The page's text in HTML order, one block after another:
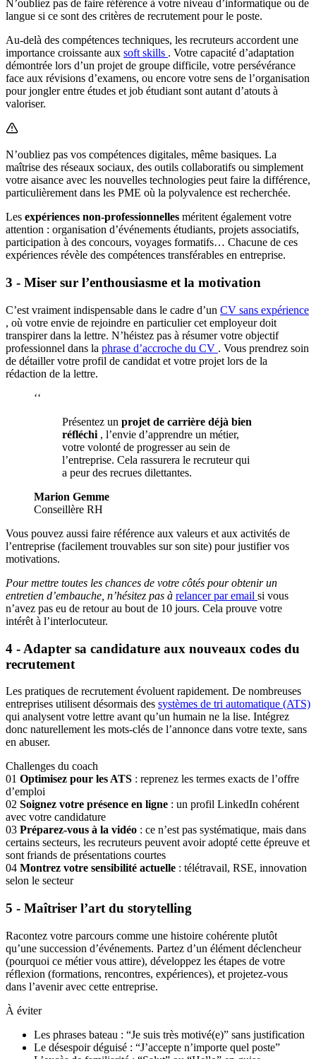
N’oubliez pas de faire référence à votre niveau d’informatique ou de
langue si ce sont des critères de recrutement pour le poste.
Au-delà des compétences techniques, les recruteurs accordent une
importance croissante aux soft skills . Votre capacité d’adaptation
démontrée lors d’un projet de groupe difficile, votre persévérance
face aux révisions d’examens, ou encore votre sens de l’organisation
pour jongler entre études et job étudiant sont autant d’atouts à
valoriser.
N’oubliez pas vos compétences digitales, même basiques. La
maîtrise des réseaux sociaux, des outils collaboratifs ou simplement
votre aisance avec les nouvelles technologies peut faire la différence,
particulièrement dans les PME où la polyvalence est recherchée.
Les expériences non-professionnelles méritent également votre
attention : organisation d’événements étudiants, projets associatifs,
participation à des concours, voyages formatifs… Chacune de ces
expériences révèle des compétences transférables en entreprise.
3 - Miser sur l’enthousiasme et la motivation
C’est vraiment indispensable dans le cadre d’un CV sans expérience
, où votre envie de rejoindre en particulier cet employeur doit
transpirer dans la lettre. N’héistez pas à résumer votre objectif
professionnel dans la phrase d’accroche du CV . Vous prendrez soin
de détailler votre profil de candidat et votre projet lors de la
rédaction de la lettre.
‘‘
Présentez un projet de carrière déjà bien
réfléchi , l’envie d’apprendre un métier,
votre volonté de progresser au sein de
l’entreprise. Cela rassurera le recruteur qui
a peur des recrues dilettantes.
Marion Gemme
Conseillère RH
Vous pouvez aussi faire référence aux valeurs et aux activités de
l’entreprise (facilement trouvables sur son site) pour justifier vos
motivations.
Pour mettre toutes les chances de votre côtés pour obtenir un
entretien d’embauche, n’hésitez pas à relancer par email si vous
n’avez pas eu de retour au bout de 10 jours. Cela prouve votre
intérêt à l’interlocuteur.
4 - Adapter sa candidature aux nouveaux codes du
recrutement
Les pratiques de recrutement évoluent rapidement. De nombreuses
entreprises utilisent désormais des systèmes de tri automatique (ATS)
qui analysent votre lettre avant qu’un humain ne la lise. Intégrez
donc naturellement les mots-clés de l’annonce dans votre texte, sans
en abuser.
Challenges du coach
01 Optimisez pour les ATS : reprenez les termes exacts de l’offre
d’emploi
02 Soignez votre présence en ligne : un profil LinkedIn cohérent
avec votre candidature
03 Préparez-vous à la vidéo : ce n’est pas systématique, mais dans
certains secteurs, les recruteurs peuvent avoir adopté cette épreuve et
sont friands de présentations courtes
04 Montrez votre sensibilité actuelle : télétravail, RSE, innovation
selon le secteur
5 - Maîtriser l’art du storytelling
Racontez votre parcours comme une histoire cohérente plutôt
qu’une succession d’événements. Partez d’un élément déclencheur
(pourquoi ce métier vous attire), développez les étapes de votre
réflexion (formations, rencontres, expériences), et projetez-vous
dans l’avenir avec cette entreprise.
À éviter
Les phrases bateau : “Je suis très motivé(e)” sans justification
Le désespoir déguisé : “J’accepte n’importe quel poste”